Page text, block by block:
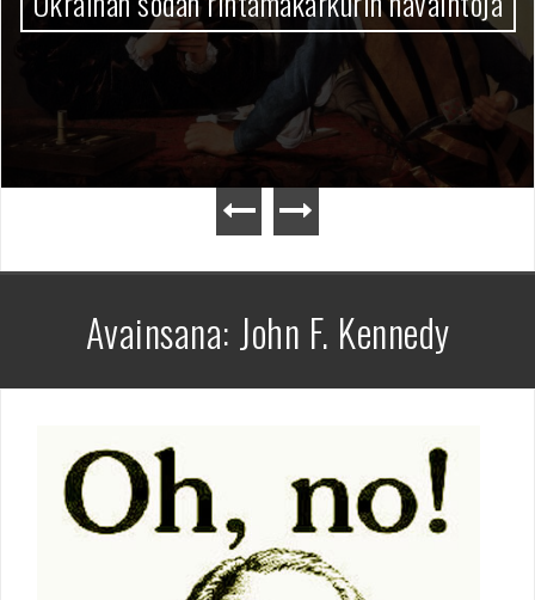
Avainsana: John F. Kennedy